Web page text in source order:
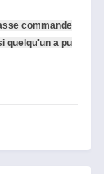
commande
quelqu'un a pu